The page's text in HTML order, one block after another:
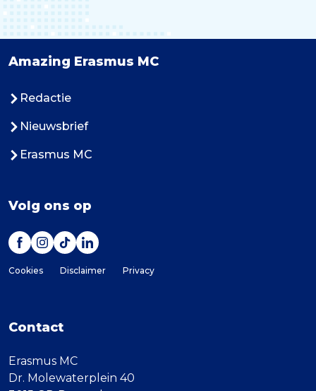
Amazing Erasmus MC
Redactie
Nieuwsbrief
Erasmus MC
Volg ons op
Cookies Disclaimer Privacy
Contact
Erasmus MC
Dr. Molewaterplein 40